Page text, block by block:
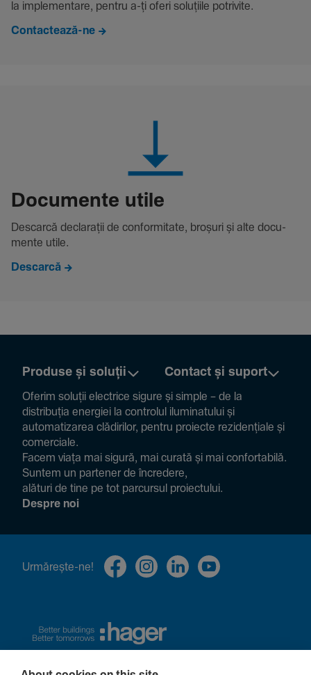
la imple­men­tare, pentru a-ți oferi solu­țiile potri­vite.
Contactează-ne
Docu­mente utile
Descarcă decla­rații de conformitate, broșuri și alte docu­
mente utile.
Descarcă
Produse și soluții Contact și suport
Oferim soluții electrice sigure și simple – de la
distribuția energiei la controlul ilumi­na­tului și
auto­ma­ti­zarea clădi­rilor, pentru proiecte rezi­den­țiale și
comer­ciale.
Facem viața mai sigură, mai curată și mai confor­ta­bilă.
Suntem un partener de încre­dere,
alături de tine pe tot parcursul proiec­tului.
Despre noi
Urmă­rește-ne!